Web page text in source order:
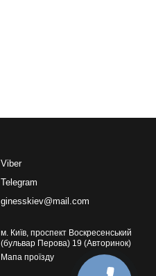
Viber
Telegram
ginesskiev@mail.com
м. Київ, проспект Воскресенський
(бульвар Перова) 19 (Авторинок)
Мапа проїзду